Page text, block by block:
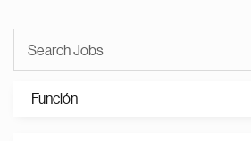
Función